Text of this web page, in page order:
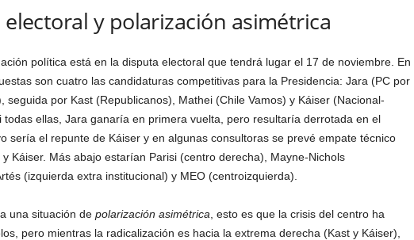
electoral y polarización asimétrica
política está en la disputa electoral que tendrá lugar el 17 de noviembre. En
son cuatro las candidaturas competitivas para la Presidencia: Jara (PC por
seguida por Kast (Republicanos), Mathei (Chile Vamos) y Káiser (Nacional-
todas ellas, Jara ganaría en primera vuelta, pero resultaría derrotada en el
sería el repunte de Káiser y en algunas consultoras se prevé empate técnico
Káiser. Más abajo estarían Parisi (centro derecha), Mayne-Nichols
(izquierda extra institucional) y MEO (centroizquierda).
una situación de polarización asimétrica , esto es que la crisis del centro ha
pero mientras la radicalización es hacia la extrema derecha (Kast y Káiser),